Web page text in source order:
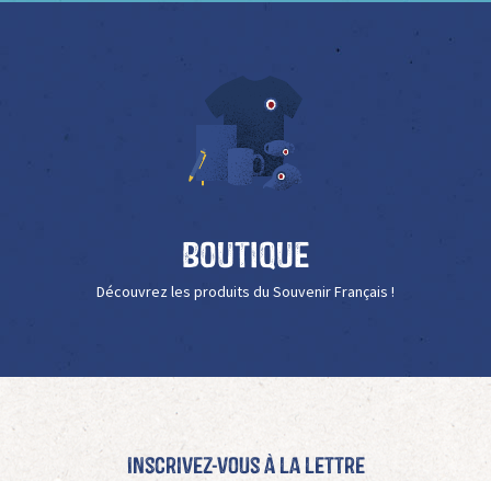
Boutique
Découvrez les produits du Souvenir Français !
Inscrivez-vous à La Lettre